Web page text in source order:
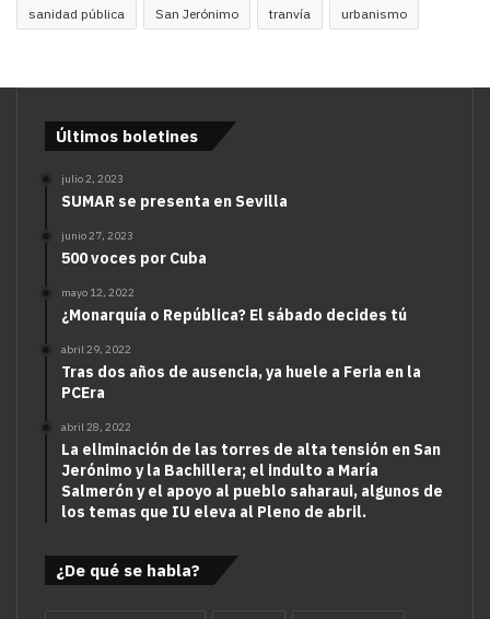
sanidad pública San Jerónimo tranvía urbanismo
Últimos boletines
julio 2, 2023
SUMAR se presenta en Sevilla
junio 27, 2023
500 voces por Cuba
mayo 12, 2022
¿Monarquía o República? El sábado decides tú
abril 29, 2022
Tras dos años de ausencia, ya huele a Feria en la
PCEra
abril 28, 2022
La eliminación de las torres de alta tensión en San
Jerónimo y la Bachillera; el indulto a María
Salmerón y el apoyo al pueblo saharaui, algunos de
los temas que IU eleva al Pleno de abril.
¿De qué se habla?